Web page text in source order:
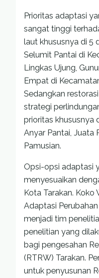
Prioritas adaptasi
sangat tinggi
laut khususnya di 5
Selumit Pantai di
Lingkas Ujung,
Empat di
Sedangkan
strategi
prioritas khususnya
Anyar Pantai, Juata
Pamusian.
Opsi-opsi adaptasi
menyesuaikan
Kota Tarakan. Koko
Adaptasi
menjadi tim
penelitian yang
bagi pengesahan
(RTRW) Tarakan.
untuk penyusunan